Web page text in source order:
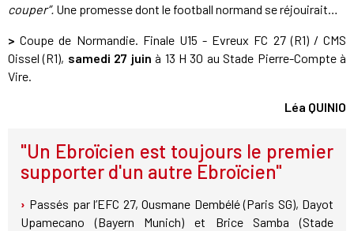
couper”. Une promesse dont le football normand se réjouirait…
> Coupe de Normandie. Finale U15 - Evreux FC 27 (R1) / CMS
Oissel (R1), samedi 27 juin à 13 H 30 au Stade Pierre-Compte à
Vire.
Léa QUINIO
"Un Ebroïcien est toujours le premier
supporter d'un autre Ebroïcien"
Passés par l’EFC 27, Ousmane Dembélé (Paris SG), Dayot
Upamecano (Bayern Munich) et Brice Samba (Stade